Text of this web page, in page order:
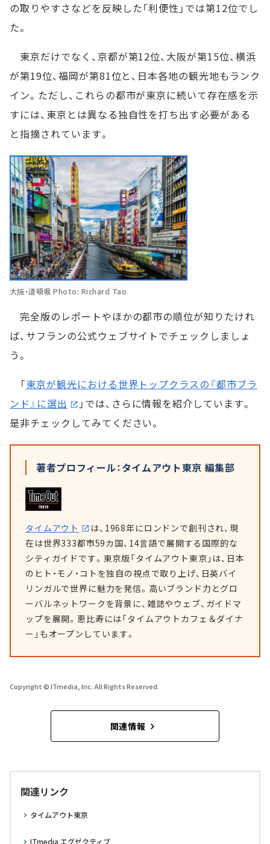
の取りやすさなどを反映した「利便性」では第12位でし
た。
東京だけでなく、京都が第12位、大阪が第15位、横浜
が第19位、福岡が第81位と、日本各地の観光地もランク
イン。ただし、これらの都市が東京に続いて存在感を示
すには、東京とは異なる独自性を打ち出す必要がある
と指摘されています。
大阪・道頓堀 Photo: Richard Tao
完全版のレポートやほかの都市の順位が知りたけれ
ば、サフランの公式ウェブサイトでチェックしましょ
う。
「東京が観光における世界トップクラスの『都市ブラ
ンド』に選出
」では、さらに情報を紹介しています。
是非チェックしてみてください。
著者プロフィール：タイムアウト東京 編集部
タイムアウト
は、1968年にロンドンで創刊され、現
在は世界333都市59カ国、14言語で展開する国際的な
シティガイドです。東京版「タイムアウト東京」は、日本
のヒト・モノ・コトを独自の視点で取り上げ、日英バイ
リンガルで世界に魅力を発信。高いブランド力とグロ
ーバルネットワークを背景に、雑誌やウェブ、ガイドマ
ップを展開。恵比寿には「タイムアウトカフェ＆ダイナ
ー」もオープンしています。
Copyright © ITmedia, Inc. All Rights Reserved.
関連情報
関連リンク
タイムアウト東京
ITmedia エグゼクティブ